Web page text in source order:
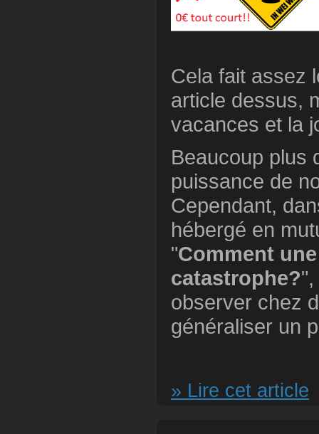
Cela fait assez
article dessus,
vacances et la
Beaucoup plus
puissance de
Cependant,
hébergé en
"Comment
catastrophe?
observer chez
généraliser un
» Lire cet article